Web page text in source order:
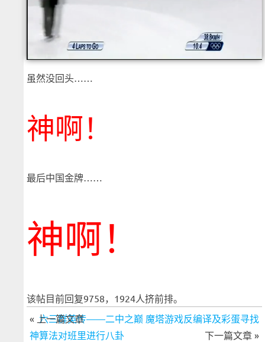
虽然没回头……
神啊！
最后中国金牌……
神啊！
该帖目前回复9758，1924人挤前排。
六三群英传——二中之巅 魔塔游戏反编译及彩蛋寻找
下一篇文章 »
« 上一篇文章
神算法对班里进行八卦